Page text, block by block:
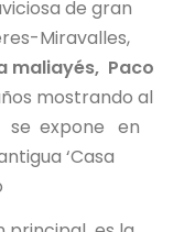
de gran
Miravalles,
maliayés, Paco
mostrando al
se expone en
‘Casa